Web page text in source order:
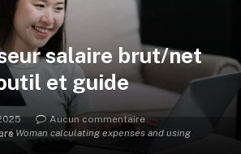
Woman calculating expenses and using
salaire brut/net
et guide
Aucun commentaire